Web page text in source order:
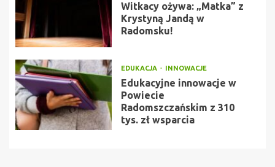
Witkacy ożywa: „Matka” z
Krystyną Jandą w
Radomsku!
EDUKACJA INNOWACJE
Edukacyjne innowacje w
Powiecie
Radomszczańskim z 310
tys. zł wsparcia